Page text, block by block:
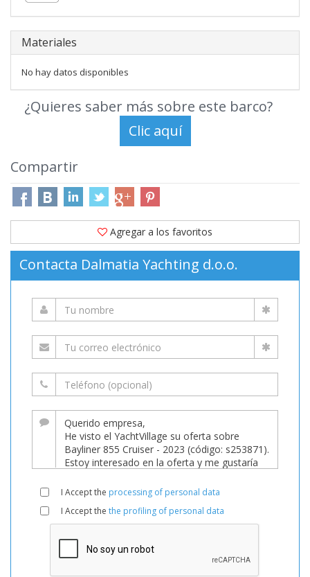
Materiales
No hay datos disponibles
¿Quieres saber más sobre este barco?
Compartir
Agregar a los favoritos
Contacta Dalmatia Yachting d.o.o.
I Accept the processing of personal data
I Accept the the profiling of personal data